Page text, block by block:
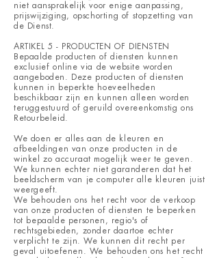
niet aansprakelijk voor enige aanpassing,
prijswijziging, opschorting of stopzetting van
de Dienst.
ARTIKEL 5 - PRODUCTEN OF DIENSTEN
Bepaalde producten of diensten kunnen
exclusief online via de website worden
aangeboden. Deze producten of diensten
kunnen in beperkte hoeveelheden
beschikbaar zijn en kunnen alleen worden
teruggestuurd of geruild overeenkomstig ons
Retourbeleid
We doen er alles aan de kleuren en
afbeeldingen van onze producten in de
winkel zo accuraat mogelijk weer te geven.
We kunnen echter niet garanderen dat het
beeldscherm van je computer alle kleuren juist
weergeeft.
We behouden ons het recht voor de verkoop
van onze producten of diensten te beperken
tot bepaalde personen, regio's of
rechtsgebieden, zonder daartoe echter
verplicht te zijn. We kunnen dit recht per
geval uitoefenen. We behouden ons het recht